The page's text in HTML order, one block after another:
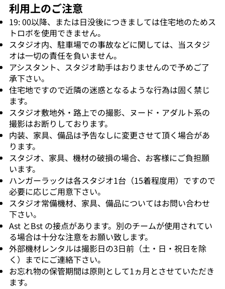
利用上のご注意
19: 00以降、または日没後につきましては住宅地のためス
トロボを使用できません。
スタジオ内、駐車場での事故などに関しては、当スタジ
オは一切の責任を負いません。
アシスタント、スタジオ助手はおりませんので予めご了
承下さい。
住宅地ですので近隣の迷惑となるような行為は固く禁じ
ます。
スタジオ敷地外・路上での撮影、ヌード・アダルト系の
撮影はお断りしております。
内装、家具、備品は予告なしに変更させて頂く場合があ
ります。
スタジオ、家具、機材の破損の場合、お客様にご負担願
います。
ハンガーラックは各スタジオ1台（15着程度用）ですので
必要に応じご用意下さい。
スタジオ常備機材、家具、備品についてはお問い合わせ
下さい。
Ast とBst の接点があります。別のチームが使用されてい
る場合は十分な注意をお願い致します。
外部機材レンタルは撮影日の3日前（土・日・祝日を除
く）までにご連絡下さい。
お忘れ物の保管期間は原則として1ヵ月とさせていただき
ます。